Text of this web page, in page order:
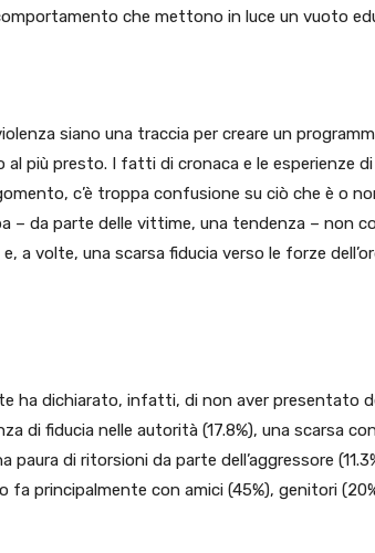
che mettono in luce un vuoto
siano una traccia per creare un
più presto. I fatti di cronaca e le esperienze
c’è troppa confusione su ciò che è o
– da parte delle vittime, una tendenza – non
a volte, una scarsa fiducia verso le forze
ha dichiarato, infatti, di non aver presentato
di fiducia nelle autorità (17.8%), una scarsa
di ritorsioni da parte dell’aggressore
fa principalmente con amici (45%), genitori